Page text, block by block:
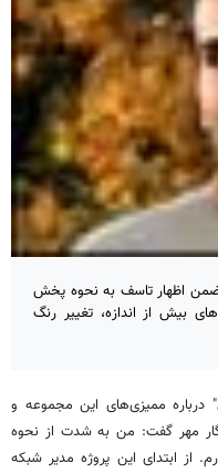
ضمن اظهار تاسف به نحوه پخش
بیش از اندازه، تغییر رنگ
درباره ممیزی‌های این مجموعه و
مهر گفت: من به شدت از نحوه
ابتدای این پروژه مدیر شبکه